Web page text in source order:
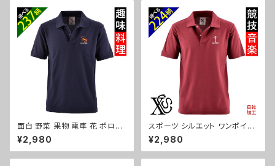
卒団 サッカー バスケ テニス 誕
生日 クリスマス ori-a-bg115-
b08-s
ミニバッグ 軽量 子供 グレー グ
ッズ 文字 面白い おもしろ 卒団
記念品 部活 卒業 ori-aw-bag
2-g08-s
面白 野菜 果物 電車 花 ポロシ
ャツ リアル 刺繍 プレゼント 半
袖 メンズ オリジナル 無地 ワン
ポイント ロゴ おしゃれ ゴルフ
¥2,980
スポーツ シルエット ワンポイン
ト 刺繍 半袖 ポロシャツ メンズ
オリジナル 無地 ロゴ おしゃれ
ゴルフ 吸汗速乾 赤 レッド ワイ
¥2,980